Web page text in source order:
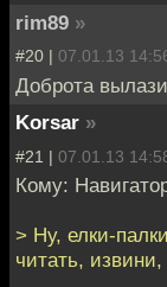
rim89 »
#20 | 07.01.13
Доброта
Korsar »
#21 | 07.01.13
Кому:
> Ну, елки-
читать,